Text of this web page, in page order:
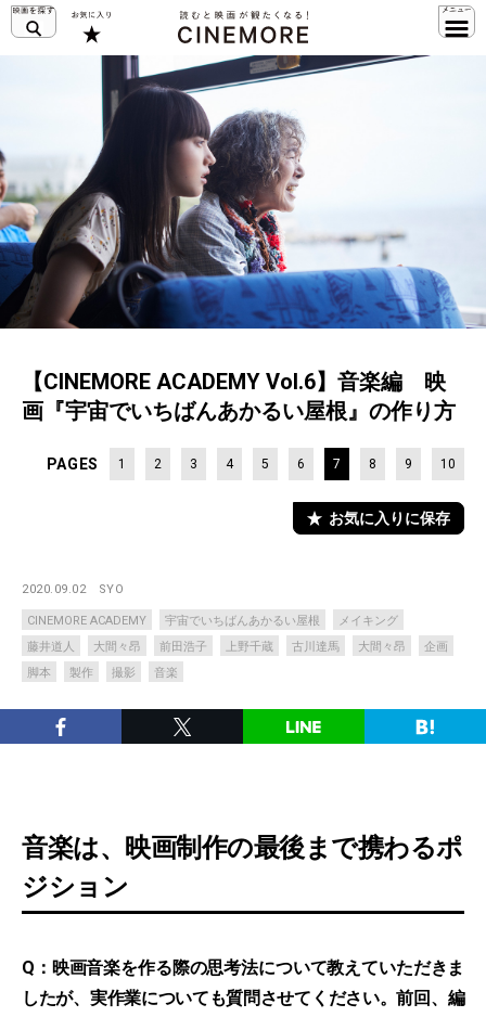
【CINEMORE ACADEMY Vol.6】音楽編 映
画『宇宙でいちばんあかるい屋根』の作り方
PAGES 1 2 3 4 5 6 7 8 9 10
お気に入りに保存
2020.09.02 SYO
CINEMORE ACADEMY 宇宙でいちばんあかるい屋根
メイキング
藤井道人
大間々昂 前田浩子 上野千蔵 古川達馬 大間々昂
企画
脚本
製作 撮影 音楽
音楽は、映画制作の最後まで携わるポ
ジション
Q：映画音楽を作る際の思考法について教えていただきま
したが、実作業についても質問させてください。前回、編